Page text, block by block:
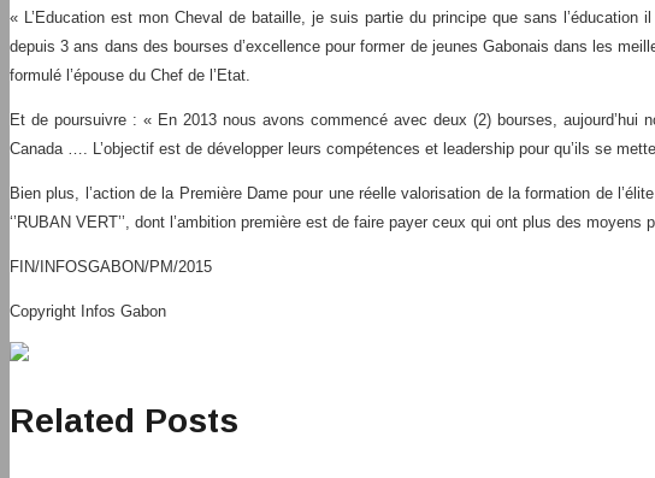
« L’Education est mon Cheval de bataille, je suis partie du principe que sans
depuis 3 ans dans des bourses d’excellence pour former de jeunes Gabonais dans les
formulé l’épouse du Chef de l’Etat.
Et de poursuivre : « En 2013 nous avons commencé avec deux (2) bourses,
Canada …. L’objectif est de développer leurs compétences et leadership pour qu’ils se
Bien plus, l’action de la Première Dame pour une réelle valorisation de la formation de
‘’RUBAN VERT’’, dont l’ambition première est de faire payer ceux qui ont plus des
FIN/INFOSGABON/PM/2015
Copyright Infos Gabon
Related Posts